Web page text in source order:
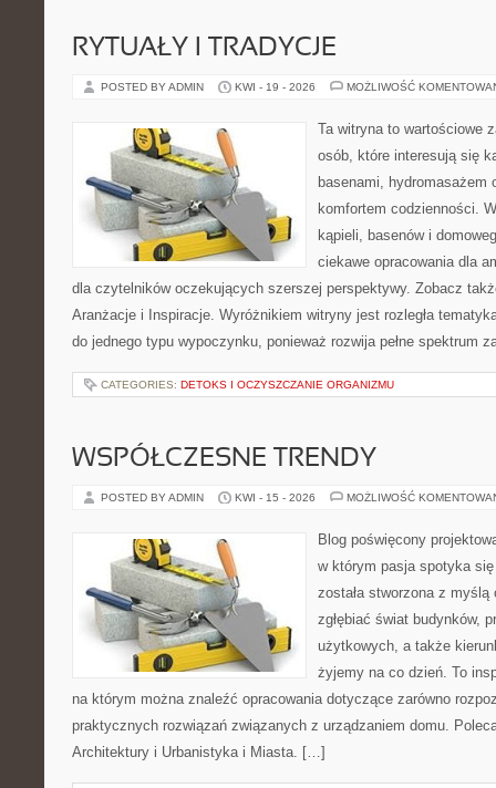
RYTUAŁY I TRADYCJE
POSTED BY ADMIN KWI - 19 - 2026 MOŻLIWOŚĆ
Ta witryna to wartościowe
osób, które interesują się
basenami, hydromasażem
komfortem codzienności.
kąpieli, basenów i
ciekawe opracowania dla
dla czytelników oczekujących szerszej perspektywy. Zobacz
Aranżacje i Inspiracje. Wyróżnikiem witryny jest rozległa
do jednego typu wypoczynku, ponieważ rozwija pełne spektrum
CATEGORIES: DETOKS I OCZYSZCZANIE ORGANIZMU
WSPÓŁCZESNE TRENDY
POSTED BY ADMIN KWI - 15 - 2026 MOŻLIWOŚĆ
Blog poświęcony
w którym pasja spotyka
została stworzona z
zgłębiać świat budynków,
użytkowych, a także
żyjemy na co dzień. To
na którym można znaleźć opracowania dotyczące zarówno
praktycznych rozwiązań związanych z urządzaniem domu.
Architektury i Urbanistyka i Miasta. […]